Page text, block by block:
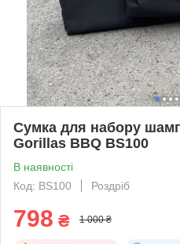
Сумка для набору
Gorillas BBQ BS100
В наявності
Код: BS100
Роздріб
798 ₴ 1 000 ₴